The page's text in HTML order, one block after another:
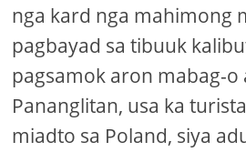
nga kard nga mahimong
pagbayad sa tibuuk
pagsamok aron mabag-o
Pananglitan, usa ka
miadto sa Poland, siya